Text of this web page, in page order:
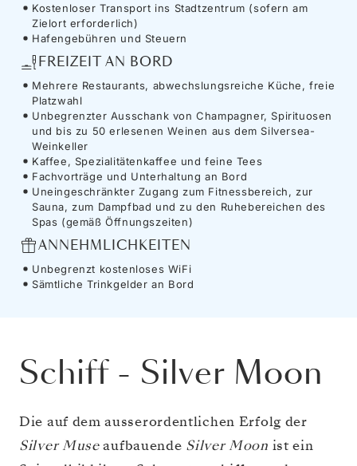
Kostenloser Transport ins Stadtzentrum (sofern am
Zielort erforderlich)
Hafengebühren und Steuern
FREIZEIT AN BORD
Mehrere Restaurants, abwechslungsreiche Küche, freie
Platzwahl
Unbegrenzter Ausschank von Champagner, Spirituosen
und bis zu 50 erlesenen Weinen aus dem Silversea-
Weinkeller
Kaffee, Spezialitätenkaffee und feine Tees
Fachvorträge und Unterhaltung an Bord
Uneingeschränkter Zugang zum Fitnessbereich, zur
Sauna, zum Dampfbad und zu den Ruhebereichen des
Spas (gemäß Öffnungszeiten)
ANNEHMLICHKEITEN
Unbegrenzt kostenloses WiFi
Sämtliche Trinkgelder an Bord
Schiff- Silver Moon
Die auf dem ausserordentlichen Erfolg der
Silver Museaufbauende Silver Moon ist ein